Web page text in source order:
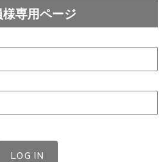
専用ページ
LOG IN